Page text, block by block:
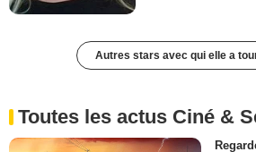
Autres stars avec qui elle a
Toutes les actus Ciné &